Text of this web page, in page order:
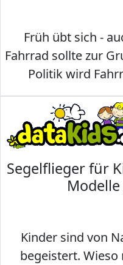
Früh übt sich -
Fahrrad sollte zur
Politik wird
Segelflieger für
Kinder sind von
begeistert.